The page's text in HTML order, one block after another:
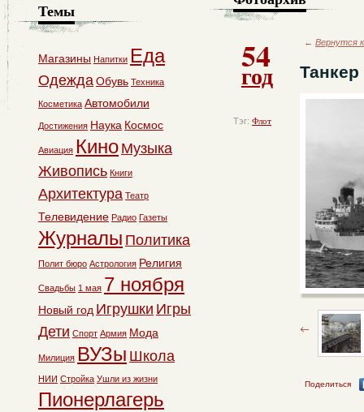
54
год
Тэг: Флот
← Вернутся
Поделиться
Темы
Магазины Напитки Еда
ОдеждаОбувь Техника
Косметика Автомобили
Достижения Наука Космос
Авиация Кино Музыка
Живопись Книги
Архитектура Театр
Телевидение Радио Газеты
Журналы Политика
Полит бюро Астрология Религия
Свадьбы 1 мая 7 ноября
Новый год Игрушки Игры
Дети Спорт Армия Мода
Милиция ВУЗы Школа
НИИ Стройка Ушли из жизни
Пионерлагерь